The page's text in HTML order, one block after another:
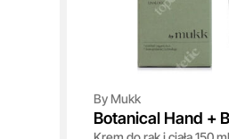
By Mukk
Botanical Hand +